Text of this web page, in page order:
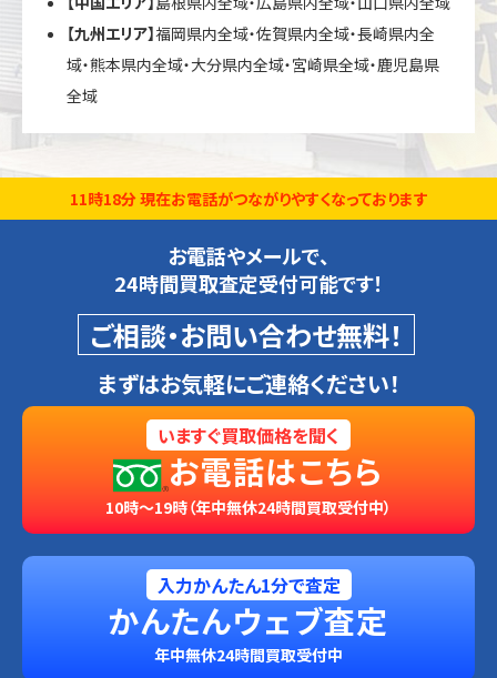
【九州エリア】福岡県内全域・佐賀県内全域・長崎県内全
域・熊本県内全域・大分県内全域・宮崎県全域・鹿児島県
全域
11時18分 現在お電話がつながりやすくなっております
お電話やメールで、
24時間買取査定受付可能です！
ご相談・お問い合わせ無料！
まずはお気軽にご連絡ください！
いますぐ買取価格を聞く
お電話はこちら
10時～19時（年中無休24時間買取受付中）
入力かんたん1分で査定
かんたんウェブ査定
年中無休24時間買取受付中